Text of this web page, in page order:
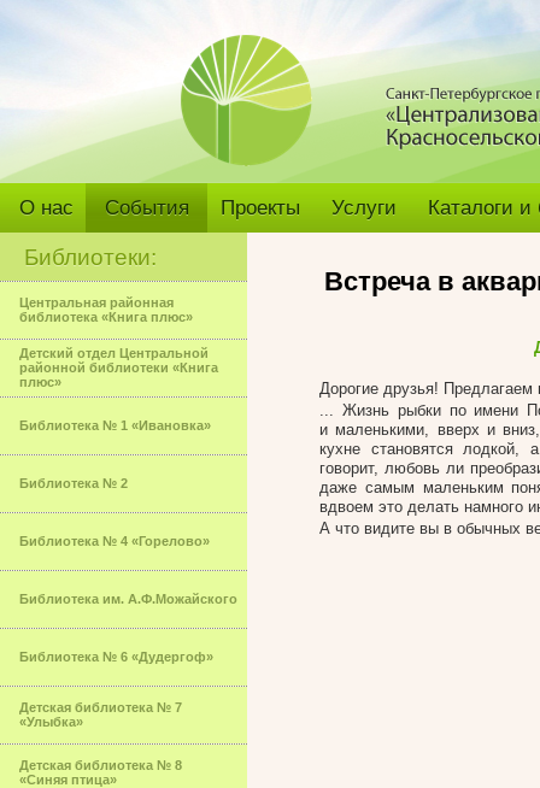
О нас События Проекты Услуги Каталоги
Библиотеки:
Центральная районная
библиотека «Книга плюс»
Детский отдел Центральной
районной библиотеки «Книга
плюс»
Библиотека № 1 «Ивановка»
Библиотека № 2
Библиотека № 4 «Горелово»
Библиотека им. А.Ф.Можайского
Библиотека № 6 «Дудергоф»
Детская библиотека № 7
«Улыбка»
Детская библиотека № 8
«Синяя птица»
Встреча в
Дорогие друзья! Предлагаем
... Жизнь рыбки по имени
и маленькими, вверх и
кухне становятся
говорит, любовь ли
даже самым маленьким
вдвоем это делать намного
А что видите вы в обычных